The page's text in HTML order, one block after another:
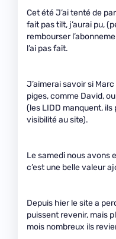
Cet été J’ai tenté de
fait pas tilt, j’aurai pu,
rembourser
l’ai pas fait.
J’aimerai savoir si
piges, comme David,
(les LIDD manquent,
visibilité au site).
Le samedi nous avons
c’est une belle valeur
Depuis hier le site a
puissent revenir, mais
mois nombreux ils